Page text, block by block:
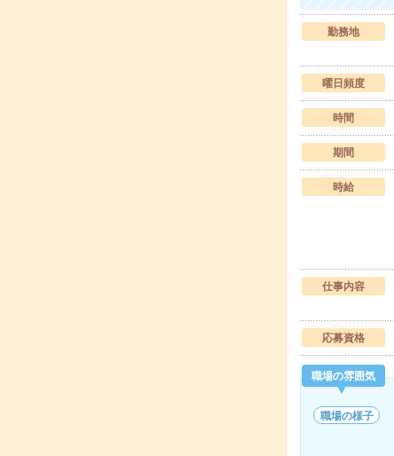
勤務地
曜日頻度
時間
期間
時給
仕事内容
応募資格
職場の雰囲気
職場の様子